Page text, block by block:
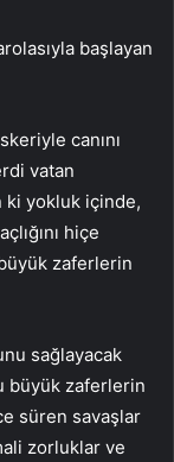
başlayan
canını
vatan
ki yokluk içinde,
hiçe
zaferlerin
sağlayacak
büyük zaferlerin
süren savaşlar
zorluklar ve